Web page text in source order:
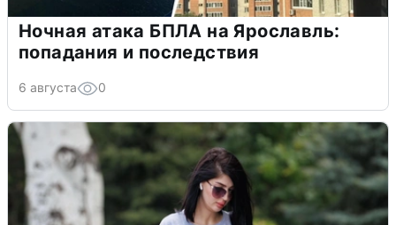
Ночная атака БПЛА на Ярославль:
попадания и последствия
6 августа 0